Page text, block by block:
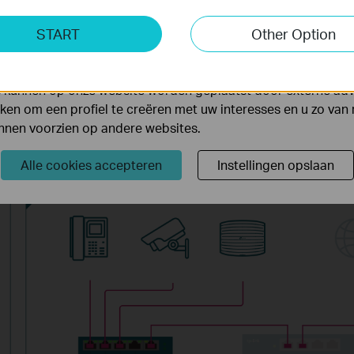
play: geen
VoIP-telefoon IP-camera Access point Internet Router TL-SG1005LP
START Other Option
Cookies
geven ons de mogelijkheid uw activiteiten op onze
de website aan te passen en te verbeteren.
op onze website worden geplaatst door externe
om een profiel te creëren met uw interesses en u zo van
voorzien op andere websites.
Alle cookies accepteren Instellingen opslaan